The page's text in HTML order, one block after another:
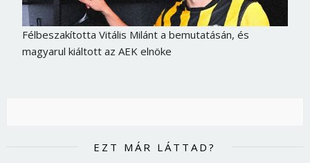
Félbeszakította Vitális Milánt a bemutatásán, és
magyarul kiáltott az AEK elnöke
EZT MÁR LÁTTAD?